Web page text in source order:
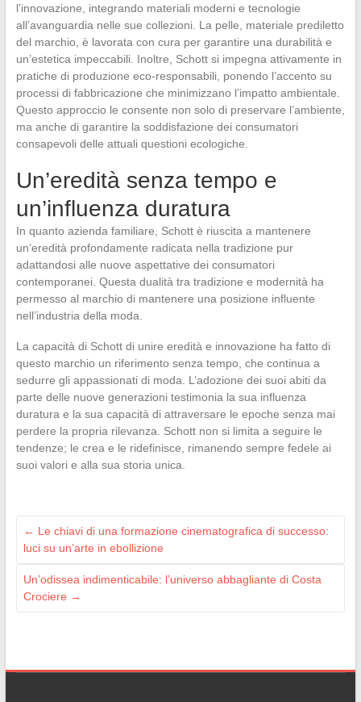
l’innovazione, integrando materiali moderni e tecnologie
all’avanguardia nelle sue collezioni. La pelle, materiale prediletto
del marchio, è lavorata con cura per garantire una durabilità e
un’estetica impeccabili. Inoltre, Schott si impegna attivamente in
pratiche di produzione eco-responsabili, ponendo l’accento su
processi di fabbricazione che minimizzano l’impatto ambientale.
Questo approccio le consente non solo di preservare l’ambiente,
ma anche di garantire la soddisfazione dei consumatori
consapevoli delle attuali questioni ecologiche.
Un’eredità senza tempo e
un’influenza duratura
In quanto azienda familiare, Schott è riuscita a mantenere
un’eredità profondamente radicata nella tradizione pur
adattandosi alle nuove aspettative dei consumatori
contemporanei. Questa dualità tra tradizione e modernità ha
permesso al marchio di mantenere una posizione influente
nell’industria della moda.
La capacità di Schott di unire eredità e innovazione ha fatto di
questo marchio un riferimento senza tempo, che continua a
sedurre gli appassionati di moda. L’adozione dei suoi abiti da
parte delle nuove generazioni testimonia la sua influenza
duratura e la sua capacità di attraversare le epoche senza mai
perdere la propria rilevanza. Schott non si limita a seguire le
tendenze; le crea e le ridefinisce, rimanendo sempre fedele ai
suoi valori e alla sua storia unica.
← Le chiavi di una formazione cinematografica di successo:
luci su un’arte in ebollizione
Un’odissea indimenticabile: l’universo abbagliante di Costa
Crociere →